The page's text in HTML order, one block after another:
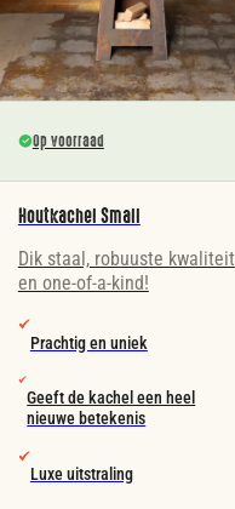
Op voorraad
Houtkachel Small
Dik staal, robuuste kwaliteit
en one-of-a-kind!
Prachtig en uniek
Geeft de kachel een heel
nieuwe betekenis
Luxe uitstraling